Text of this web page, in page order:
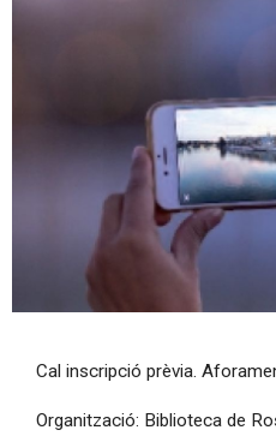
Cal inscripció prèvia.
Organització: Biblioteca de